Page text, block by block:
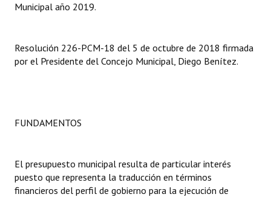
Dictámenes Asesoría Letrada
Informes de Unidad Coordinadora
Comunicaciones
Declaraciones
Municipal año 2019.
Resolución 226-PCM-18 del 5 de octubre de 2018 firmada
por el Presidente del Concejo Municipal, Diego Benítez.
FUNDAMENTOS
El presupuesto municipal resulta de particular interés
puesto que representa la traducción en términos
financieros del perfil de gobierno para la ejecución de